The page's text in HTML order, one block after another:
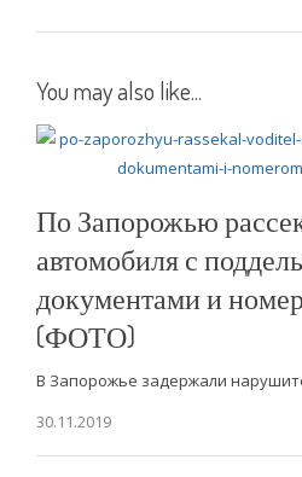
You may also like...
По Запорожью
автомобиля с
документами и
(ФОТО)
В Запорожье задержали
30.11.2019